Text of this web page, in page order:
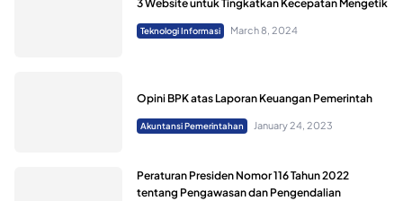
3 Website untuk Tingkatkan Kecepatan Mengetik
Teknologi Informasi March 8, 2024
Opini BPK atas Laporan Keuangan Pemerintah
Akuntansi Pemerintahan January 24, 2023
Peraturan Presiden Nomor 116 Tahun 2022
tentang Pengawasan dan Pengendalian